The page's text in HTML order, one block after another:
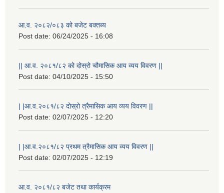
आ.व. २०८२/०८३ को बजेट बक्तब्य
Post date: 06/24/2025 - 16:08
|| आ.व. २०८१/८२ को दोस्रो चौमासिक आय व्यय विवरण ||
Post date: 04/10/2025 - 15:50
| |आ.व.२०८१/८२ दोस्रो त्रैमासिक आय व्यय विवरण ||
Post date: 02/07/2025 - 12:20
| |आ.व.२०८१/८२ प्रथम त्रैमासिक आय व्यय विवरण ||
Post date: 02/07/2025 - 12:19
आ.व. २०८१/८२ बजेट तथा कार्यक्रम